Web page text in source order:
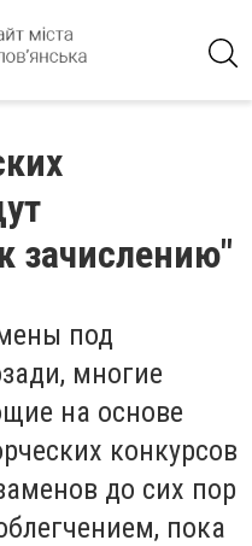
зачислению"
под
многие
на основе
конкурсов
до сих пор
пока